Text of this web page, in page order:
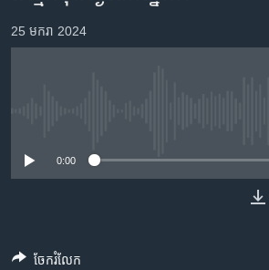
និង​
រំលង​
កាន់​
ទូរទស្សន៍ / វីដេអូ​
25 មករា 2024
0:00
ចែករំលែក